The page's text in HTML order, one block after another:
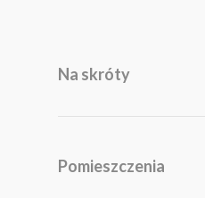
Na skróty
Pomieszczenia
Pomieszczenia